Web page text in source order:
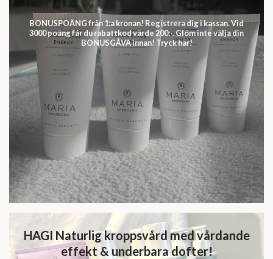
BONUSPOÄNG från 1:a kronan! Registrera dig i kassan. Vid
3000 poäng får du rabattkod värde 200:-. Glöm inte välja din
BONUSGÅVA innan! Tryck här!
HAGI Naturlig kroppsvård med vårdande
effekt & underbara dofter!